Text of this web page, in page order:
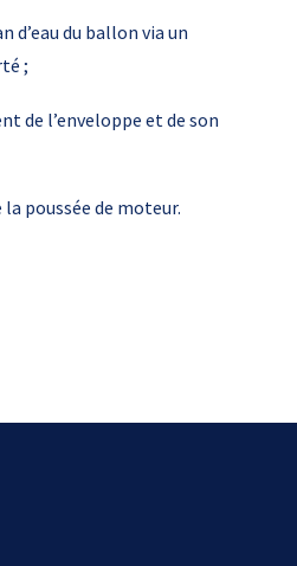
d’eau du ballon via un
;
de l’enveloppe et de son
poussée de moteur.